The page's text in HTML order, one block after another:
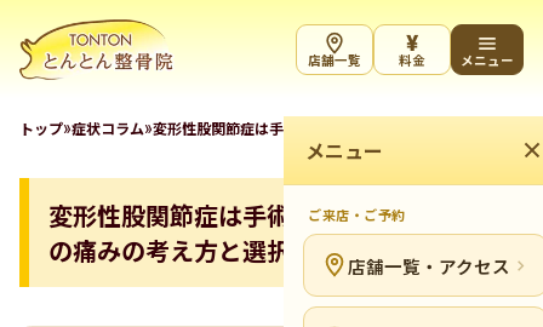
店舗一覧
¥
料金 メニュー
メニュー
ご来店・ご予約
店舗一覧・アクセス
トップ»症状コラム»変形性股関節症は手術しかない？股関節の痛みの考え方と
変形性股関節症は手術しかない？股関節
の痛みの考え方と選択肢